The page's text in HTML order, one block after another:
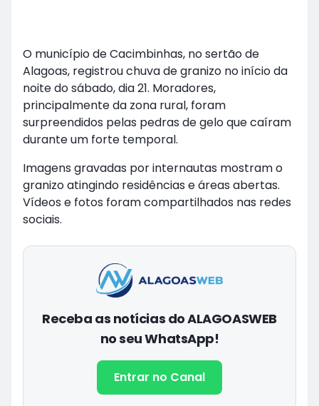
O município de Cacimbinhas, no sertão de
Alagoas, registrou chuva de granizo no início da
noite do sábado, dia 21. Moradores,
principalmente da zona rural, foram
surpreendidos pelas pedras de gelo que caíram
durante um forte temporal.
Imagens gravadas por internautas mostram o
granizo atingindo residências e áreas abertas.
Vídeos e fotos foram compartilhados nas redes
sociais.
Receba as notícias do ALAGOASWEB
no seu WhatsApp!
Entrar no Canal